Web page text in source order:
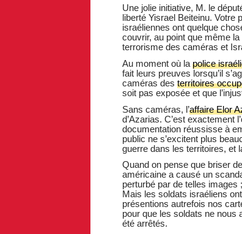
Une jolie initiative, M. le
liberté Yisrael Beiteinu. Votre
israéliennes ont quelque
couvrir, au point que même
terrorisme des caméras et
Au moment où la police
fait leurs preuves lorsqu’il
caméras des territoires
soit pas exposée et que
Sans caméras, l’affaire Elor
d’Azarias. C’est exactement
documentation réussisse à
public ne s’excitent plus
guerre dans les territoires, et
Quand on pense que briser
américaine a causé un
perturbé par de telles images
Mais les soldats israéliens
présentions autrefois nos
pour que les soldats ne nous
été arrêtés.